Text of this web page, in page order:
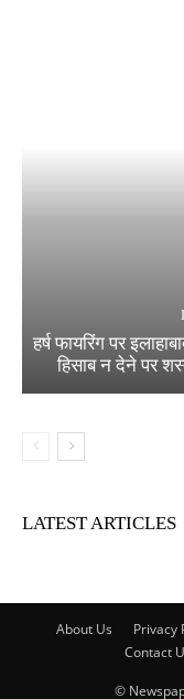
हर्ष फायरिंग पर
हिसाब न देने पर
LATEST ARTICLES
About Us Privacy
Contact
©